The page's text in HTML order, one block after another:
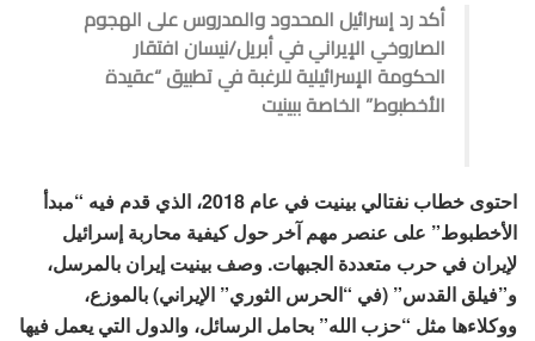
أكد رد إسرائيل المحدود والمدروس على الهجوم
الصاروخي الإيراني في أبريل/نيسان افتقار
الحكومة الإسرائيلية للرغبة في تطبيق “عقيدة
الأخطبوط” الخاصة ببينيت
احتوى خطاب نفتالي بينيت في عام 2018، الذي قدم فيه “مبدأ
الأخطبوط” على عنصر مهم آخر حول كيفية محاربة إسرائيل
لإيران في حرب متعددة الجبهات. وصف بينيت إيران بالمرسل،
و”فيلق القدس” (في “الحرس الثوري” الإيراني) بالموزع،
ووكلاءها مثل “حزب الله” بحامل الرسائل، والدول التي يعمل فيها